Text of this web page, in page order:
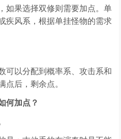
如果选择双修则需要加点。单
疾风系，根据单挂怪物的需求
可以分配到概率系、攻击系和
点后，剩余点。
何加点？